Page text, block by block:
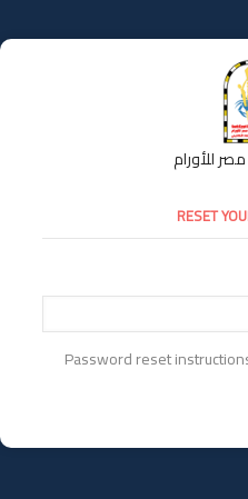
للأورام
RESET
Password reset